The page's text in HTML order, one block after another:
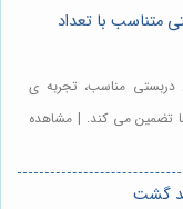
متناسب با تعداد
مناسب، تجربه ی
تضمین می کند. | مشاهده
گشت